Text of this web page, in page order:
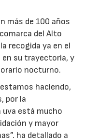
más de 100 años
del Alto
recogida ya en el
en su trayectoria, y
nocturno.
haciendo,
por la
está mucho
y mayor
ha detallado a